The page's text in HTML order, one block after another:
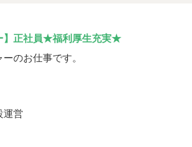
】正社員★福利厚生充実★
のお仕事です。
運営